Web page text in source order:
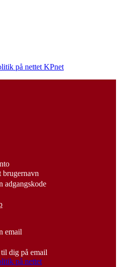
KPnet
brugernavn
adgangskode
email
dig på email